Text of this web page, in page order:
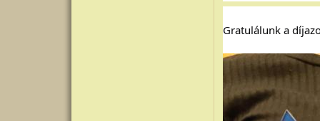
Gratulálunk a